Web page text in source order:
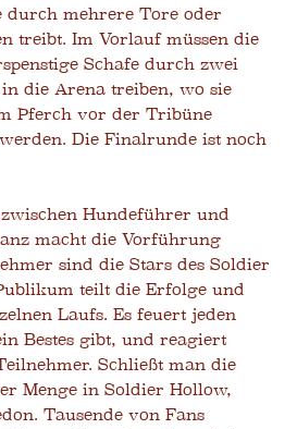
durch mehrere Tore oder
treibt. Im Vorlauf müssen die
Schafe durch zwei
die Arena treiben, wo sie
Pferch vor der Tribüne
Die Finalrunde ist noch
Hundeführer und
macht die Vorführung
sind die Stars des Soldier
teilt die Erfolge und
Laufs. Es feuert jeden
Bestes gibt, und reagiert
Schließt man die
Menge in Soldier Hollow,
Tausende von Fans